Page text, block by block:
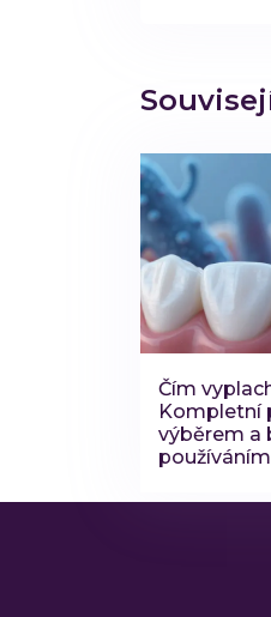
Čím
Kompletní
výběrem a
používáním